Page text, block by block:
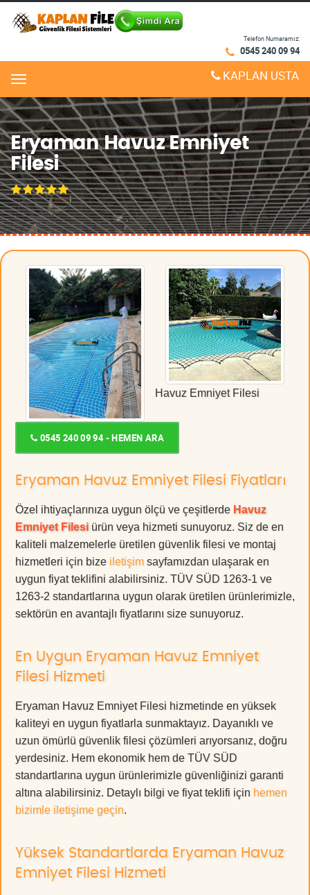
Telefon Numaramız:
0545 240 09 94
Menu KAPLAN USTA
Eryaman Havuz Emniyet
Filesi
Havuz Emniyet Filesi
0545 240 09 94 - HEMEN ARA
Eryaman Havuz Emniyet Filesi Fiyatları
Özel ihtiyaçlarınıza uygun ölçü ve çeşitlerde Havuz
Emniyet Filesi ürün veya hizmeti sunuyoruz. Siz de en
kaliteli malzemelerle üretilen güvenlik filesi ve montaj
hizmetleri için bize iletişim sayfamızdan ulaşarak en
uygun fiyat teklifini alabilirsiniz. TÜV SÜD 1263-1 ve
1263-2 standartlarına uygun olarak üretilen ürünlerimizle,
sektörün en avantajlı fiyatlarını size sunuyoruz.
En Uygun Eryaman Havuz Emniyet
Filesi Hizmeti
Eryaman Havuz Emniyet Filesi hizmetinde en yüksek
kaliteyi en uygun fiyatlarla sunmaktayız. Dayanıklı ve
uzun ömürlü güvenlik filesi çözümleri arıyorsanız, doğru
yerdesiniz. Hem ekonomik hem de TÜV SÜD
standartlarına uygun ürünlerimizle güvenliğinizi garanti
altına alabilirsiniz. Detaylı bilgi ve fiyat teklifi için hemen
bizimle iletişime geçin.
Yüksek Standartlarda Eryaman Havuz
Emniyet Filesi Hizmeti